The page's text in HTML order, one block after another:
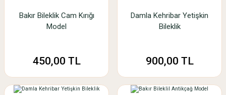
Bakır Bileklik Cam Kırığı
Model
450,00 TL
Damla Kehribar Yetişkin
Bileklik
900,00 TL